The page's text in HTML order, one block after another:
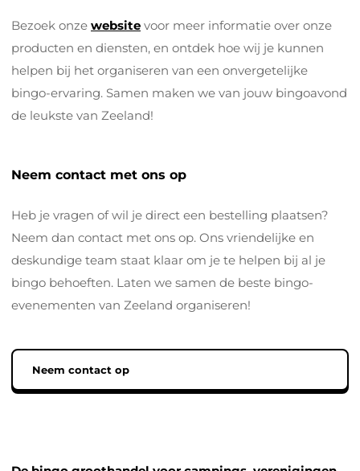
Bezoek onze website voor meer informatie over onze
producten en diensten, en ontdek hoe wij je kunnen
helpen bij het organiseren van een onvergetelijke
bingo-ervaring. Samen maken we van jouw bingoavond
de leukste van Zeeland!
Neem contact met ons op
Heb je vragen of wil je direct een bestelling plaatsen?
Neem dan contact met ons op. Ons vriendelijke en
deskundige team staat klaar om je te helpen bij al je
bingo behoeften. Laten we samen de beste bingo-
evenementen van Zeeland organiseren!
Neem contact op